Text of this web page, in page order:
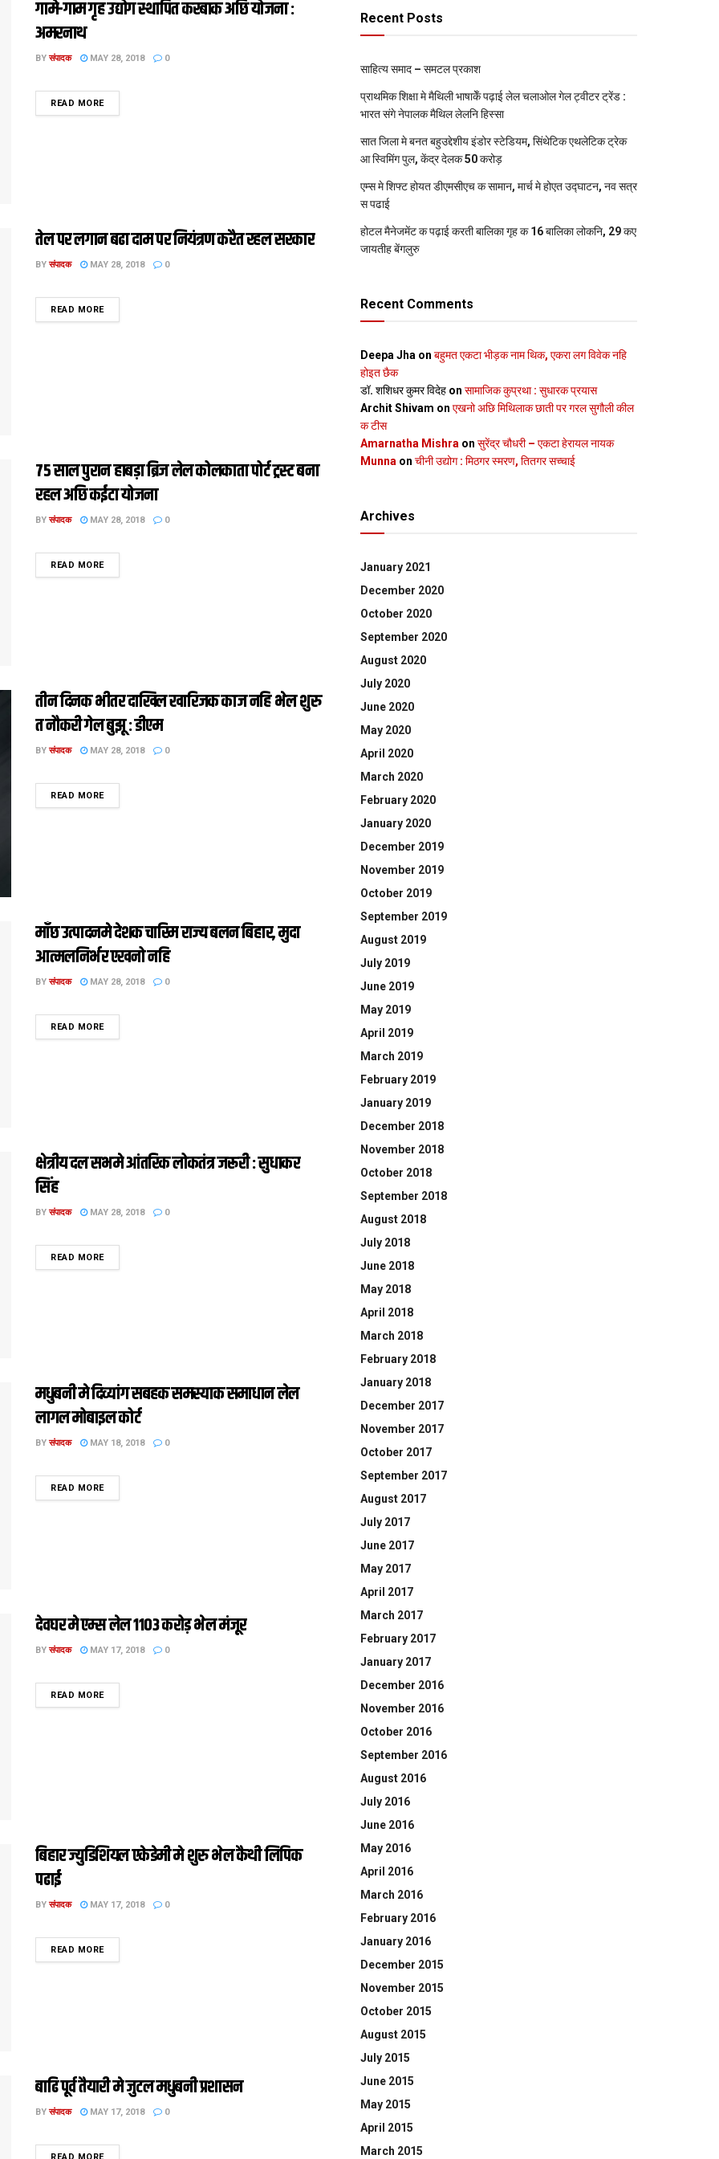
गामे-गाम गृह उद्योग स्थापित करबाक अछि योजना :
अमरनाथ
BY संपादक MAY 28, 2018 0
READ MOREDETAILS
तेल पर लगान बढा दाम पर नियंत्रण करैत रहल सरकार
BY संपादक MAY 28, 2018 0
READ MOREDETAILS
75 साल पुरान हाबड़ा ब्रिज लेल कोलकाता पोर्ट ट्रस्ट बना
रहल अछि कईटा योजना
BY संपादक MAY 28, 2018 0
READ MOREDETAILS
तीन दिनक भीतर दाखिल खारिजक काज नहि भेल शुरु
त नौकरी गेल बुझू : डीएम
BY संपादक MAY 28, 2018 0
READ MOREDETAILS
माँछ उत्पादनमे देशक चारिम राज्य बलन बिहार, मुदा
आत्मलनिर्भर एखनो नहि
BY संपादक MAY 28, 2018 0
READ MOREDETAILS
क्षेत्रीय दल सभमे आंतरिक लोकतंत्र जरूरी : सुधाकर
सिंह
BY संपादक MAY 28, 2018 0
READ MOREDETAILS
मधुबनी मे दिव्यांग सबहक समस्याक समाधान लेल
लागल मोबाइल कोर्ट
BY संपादक MAY 18, 2018 0
READ MOREDETAILS
देवघर मे एम्स लेल 1103 करोड़ भेल मंजूर
BY संपादक MAY 17, 2018 0
READ MOREDETAILS
बिहार ज्युडिशियल एकेडेमी मे शुरु भेल कैथी लिपिक
पढाई
BY संपादक MAY 17, 2018 0
READ MOREDETAILS
बाढि पूर्व तैयारी मे जुटल मधुबनी प्रशासन
BY संपादक MAY 17, 2018 0
READ MOREDETAILS
Recent Posts
साहित्य समाद – समटल प्रकाश
प्राथमिक शि‍क्षा मे मैथि‍ली भाषाकेँ पढ़ाई लेल चलाओल गेल ट्वीटर ट्रेंड :
भारत संगे नेपालक मैथिल लेलनि हिस्सा
सात जिला मे बनत बहुउद्देशीय इंडोर स्‍टेडि‍यम, सिंथेटिक एथलेटिक ट्रेक
आ स्विमिंग पुल, केंद्र देलक 50 करोड़
एम्स मे शिफ्ट होयत डीएमसीएच क सामान, मार्च मे होएत उद्घाटन, नव सत्र
स पढाई
होटल मैनेजमेंट क पढ़ाई करती बालिका गृह क 16 बालिका लोकनि, 29 कए
जायतीह बेंगलुरु
Recent Comments
Deepa Jha on बहुमत एकटा भीड़क नाम थिक, एकरा लग विवेक नहि
होइत छैक
डॉ. शशिधर कुमर विदेह on सामाजिक कुप्रथा : सुधारक प्रयास
Archit Shivam on एखनो अछि मिथिलाक छाती पर गरल सुगौली कील
क टीस
Amarnatha Mishra on सुरेंद्र चौधरी – एकटा हेरायल नायक
Munna on चीनी उद्योग : मिठगर स्‍मरण, तितगर सच्‍चाई
Archives
January 2021
December 2020
October 2020
September 2020
August 2020
July 2020
June 2020
May 2020
April 2020
March 2020
February 2020
January 2020
December 2019
November 2019
October 2019
September 2019
August 2019
July 2019
June 2019
May 2019
April 2019
March 2019
February 2019
January 2019
December 2018
November 2018
October 2018
September 2018
August 2018
July 2018
June 2018
May 2018
April 2018
March 2018
February 2018
January 2018
December 2017
November 2017
October 2017
September 2017
August 2017
July 2017
June 2017
May 2017
April 2017
March 2017
February 2017
January 2017
December 2016
November 2016
October 2016
September 2016
August 2016
July 2016
June 2016
May 2016
April 2016
March 2016
February 2016
January 2016
December 2015
November 2015
October 2015
August 2015
July 2015
June 2015
May 2015
April 2015
March 2015